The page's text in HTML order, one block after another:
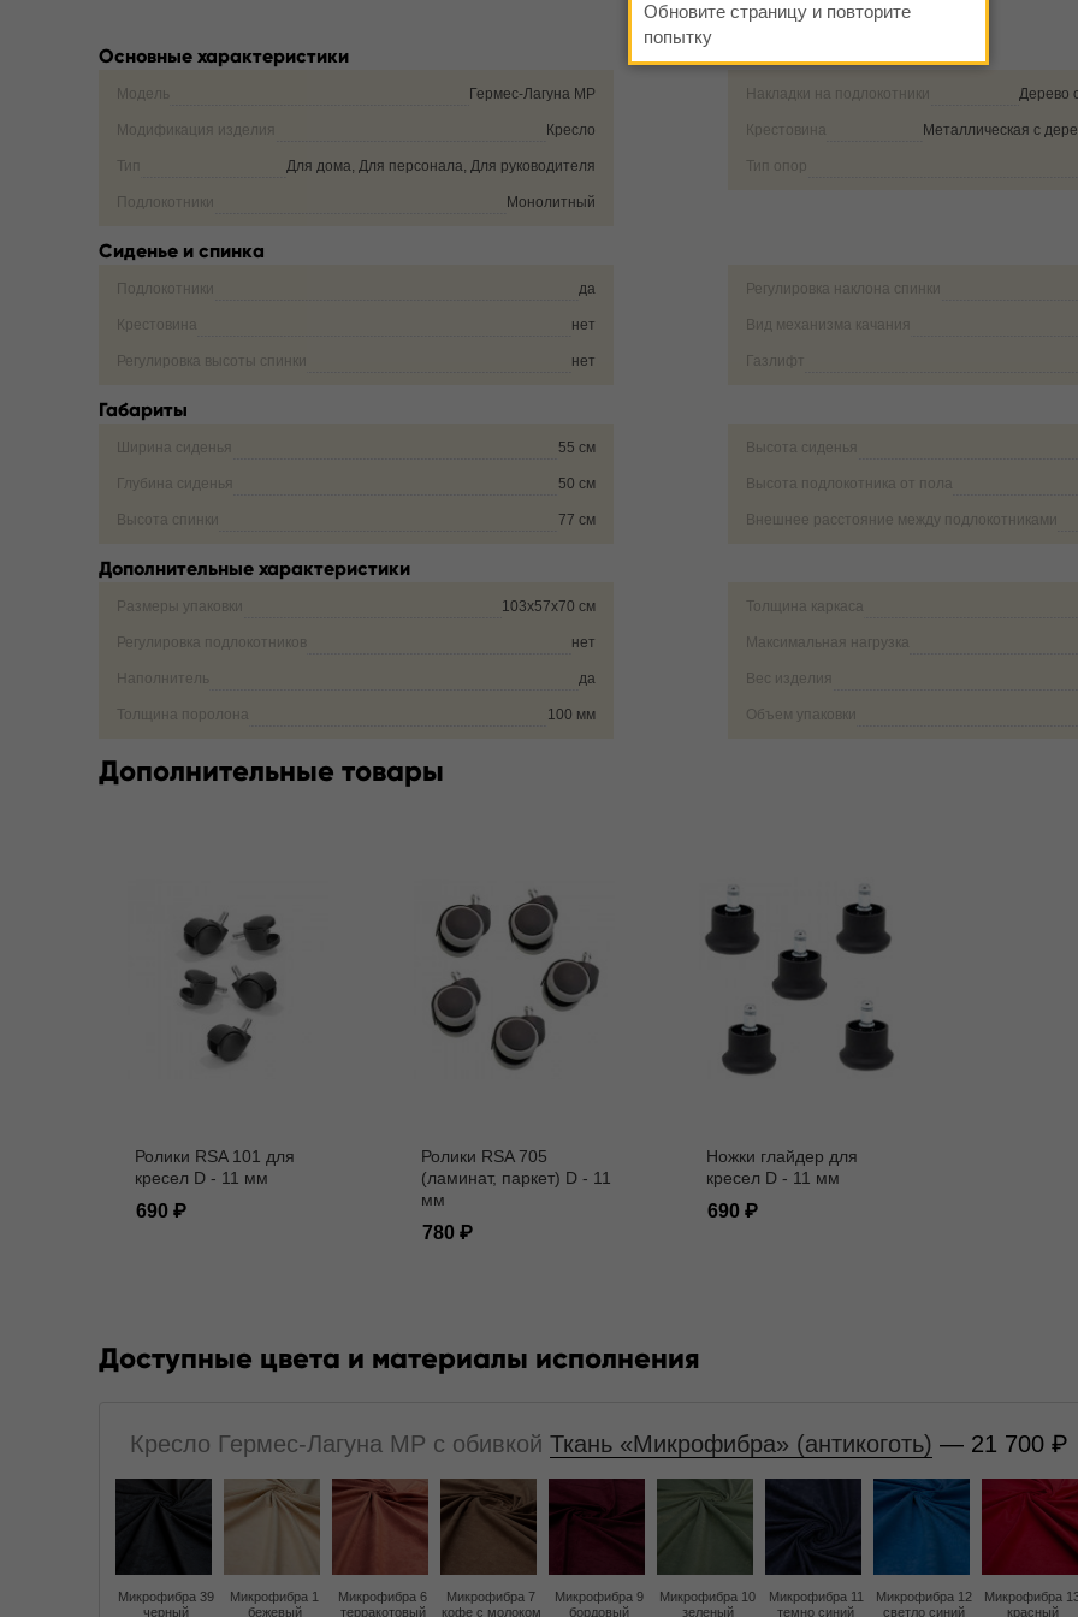
Основные характеристики
Модель Гермес-Лагуна MP
Модификация изделия Кресло
Тип Для дома, Для персонала, Для руководителя
Подлокотники Монолитный
Накладки на подлокотники Дерево
Крестовина Металлическая с
Тип опор
Сиденье и спинка
Подлокотники да
Крестовина нет
Регулировка высоты спинки нет
Регулировка наклона спинки
Вид механизма качания
Газлифт
Габариты
Ширина сиденья 55 см
Глубина сиденья 50 см
Высота спинки 77 см
Высота сиденья
Высота подлокотника от пола
Внешнее расстояние между подлокотниками
Дополнительные характеристики
Размеры упаковки 103х57х70 см
Регулировка подлокотников нет
Наполнитель да
Толщина поролона 100 мм
Толщина каркаса
Максимальная нагрузка
Вес изделия
Объем упаковки
Дополнительные товары
Ролики RSA 101 для
кресел D - 11 мм
690
Ролики RSA 705
(ламинат, паркет) D - 11
мм
780
Ножки глайдер для
кресел D - 11 мм
690
Доступные цвета и материалы исполнения
Кресло Гермес-Лагуна MP с обивкой Ткань «Микрофибра» (антикоготь) — 21 700
Микрофибра 39
черный
Микрофибра 1
бежевый
Микрофибра 6
терракотовый
Микрофибра 7
кофе с молоком
Микрофибра 9
бордовый
Микрофибра 10
зеленый
Микрофибра 11
темно синий
Микрофибра 12
светло синий
Микрофибра
красный
Обновите страницу и повторите
попытку